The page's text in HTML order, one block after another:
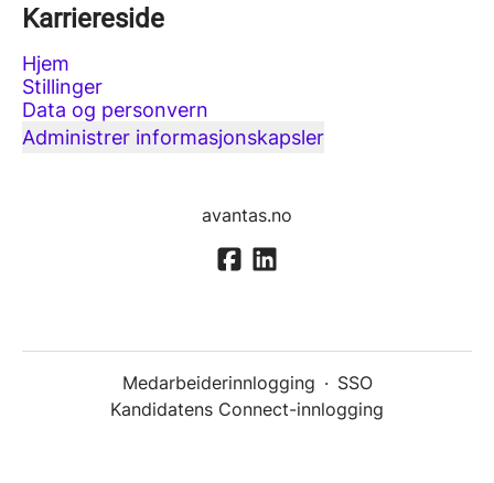
Karriereside
Hjem
Stillinger
Data og personvern
Administrer informasjonskapsler
avantas.no
Medarbeiderinnlogging · SSO
Kandidatens Connect-innlogging